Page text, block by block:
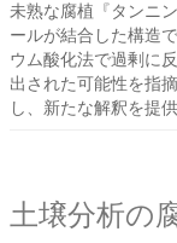
未熟な腐植『タンニ
ールが結合した構造
ウム酸化法で過剰に
出された可能性を指
し、新たな解釈を提供